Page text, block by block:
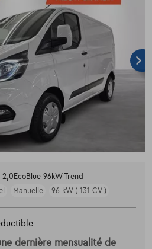
2,0EcoBlue 96kW Trend
Manuelle 96 kW ( 131 CV )
dernière mensualité de